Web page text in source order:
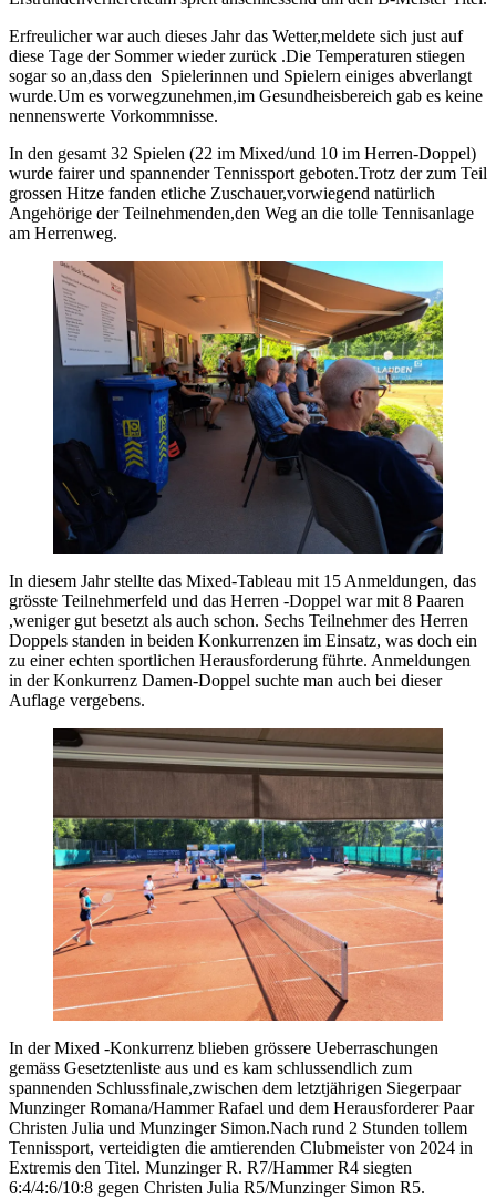
Erfreulicher war auch dieses Jahr das Wetter,meldete sich just auf
diese Tage der Sommer wieder zurück .Die Temperaturen stiegen
sogar so an,dass den Spielerinnen und Spielern einiges abverlangt
wurde.Um es vorwegzunehmen,im Gesundheisbereich gab es keine
nennenswerte Vorkommnisse.
In den gesamt 32 Spielen (22 im Mixed/und 10 im Herren-Doppel)
wurde fairer und spannender Tennissport geboten.Trotz der zum Teil
grossen Hitze fanden etliche Zuschauer,vorwiegend natürlich
Angehörige der Teilnehmenden,den Weg an die tolle Tennisanlage
am Herrenweg.
In diesem Jahr stellte das Mixed-Tableau mit 15 Anmeldungen, das
grösste Teilnehmerfeld und das Herren -Doppel war mit 8 Paaren
,weniger gut besetzt als auch schon. Sechs Teilnehmer des Herren
Doppels standen in beiden Konkurrenzen im Einsatz, was doch ein
zu einer echten sportlichen Herausforderung führte. Anmeldungen
in der Konkurrenz Damen-Doppel suchte man auch bei dieser
Auflage vergebens.
In der Mixed -Konkurrenz blieben grössere Ueberraschungen
gemäss Gesetztenliste aus und es kam schlussendlich zum
spannenden Schlussfinale,zwischen dem letztjährigen Siegerpaar
Munzinger Romana/Hammer Rafael und dem Herausforderer Paar
Christen Julia und Munzinger Simon.Nach rund 2 Stunden tollem
Tennissport, verteidigten die amtierenden Clubmeister von 2024 in
Extremis den Titel. Munzinger R. R7/Hammer R4 siegten
6:4/4:6/10:8 gegen Christen Julia R5/Munzinger Simon R5.